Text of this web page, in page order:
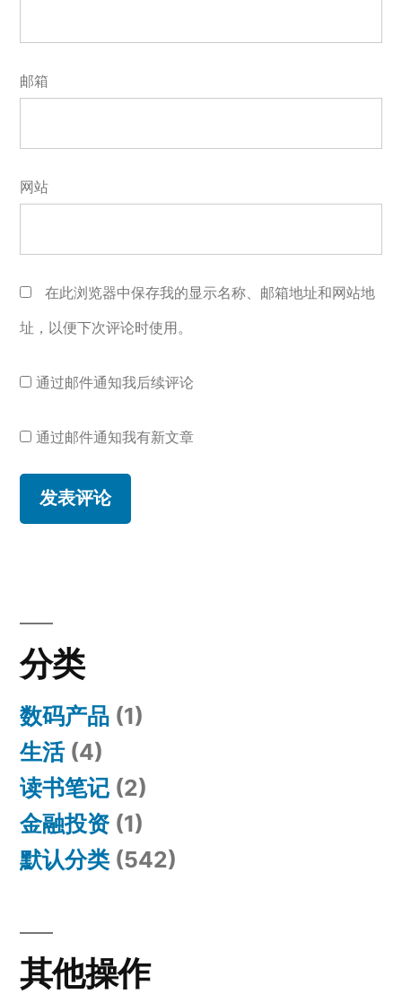
邮箱
网站
在此浏览器中保存我的显示名称、邮箱地址和网站地
址，以便下次评论时使用。
通过邮件通知我后续评论
通过邮件通知我有新文章
分类
数码产品 (1)
生活(4)
读书笔记 (2)
金融投资(1)
默认分类 (542)
其他操作